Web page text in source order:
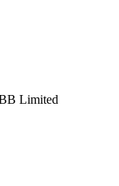
Limited